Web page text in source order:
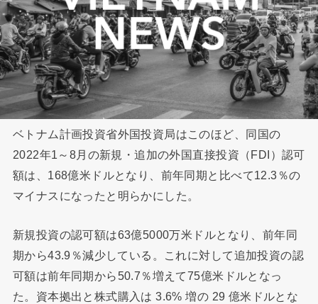
ベトナム計画投資省外国投資局はこのほど、同国の
2022年1～8月の新規・追加の外国直接投資（FDI）認可
額は、168億米ドルとなり、前年同期と比べて12.3％の
マイナスになったと明らかにした。
新規投資の認可額は63億5000万米ドルとなり、前年同
期から43.9％減少している。これに対して追加投資の認
可額は前年同期から50.7％増えて75億米ドルとなっ
た。資本拠出と株式購入は 3.6% 増の 29 億米ドルとな